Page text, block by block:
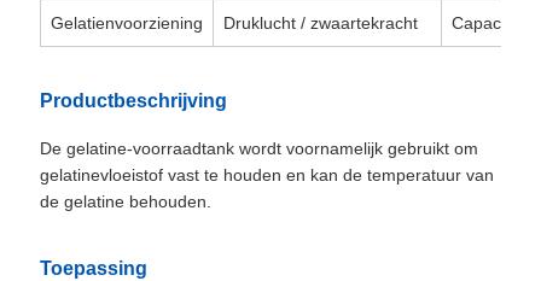
Gelatienvoorziening Druklucht / zwaartekracht Capaciteit
Productbeschrijving
De gelatine-voorraadtank wordt voornamelijk gebruikt om
gelatinevloeistof vast te houden en kan de temperatuur van
de gelatine behouden.
Toepassing